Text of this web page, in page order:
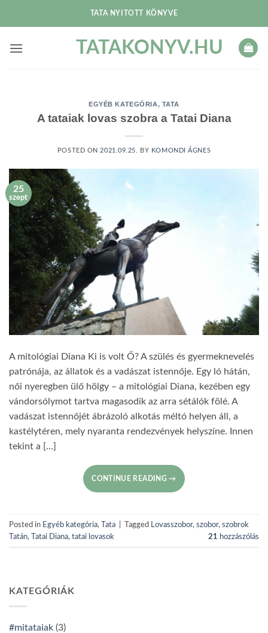
TATA NYITOTT KÖNYVE
TATAKONYV.HU
EGYÉB KATEGÓRIA, TATA
A tataiak lovas szobra a Tatai Diana
POSTED ON 2021.09.25. BY KOMONDI ÁGNES
25
szept
A mitológiai Diana Ki is volt Ő? A szülés és gyermeknevelés
patrónája, az állatok és a vadászat istennője. Egy ló hátán,
női nyeregben ülő hölgy – a mitológiai Diana, kezében egy
vándorsólymot tartva magasodik az arra sétálók fölé. A
vadászat istennőjét ábrázoló alkotás méltó helyen áll, a
kastélytéren, mely nyaranta rendezvények helyszíne. Innen
tekint a […]
CONTINUE READING→
Posted in Egyéb kategória, Tata Tagged Lovasszobor, szobor, szobrok
Tatán, Tatai Diana, tatai lovasok 21 hozzászólás
KATEGÓRIÁK
#mitataiak (3)